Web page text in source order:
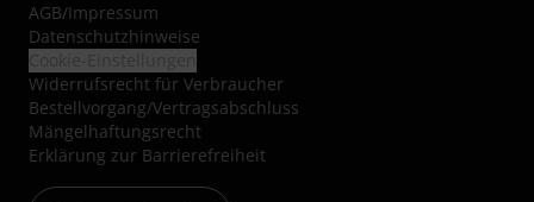
AGB/Impressum
Datenschutzhinweise
Widerrufsrecht für Verbraucher
Bestellvorgang/Vertragsabschluss
Mängelhaftungsrecht
Erklärung zur Barrierefreiheit